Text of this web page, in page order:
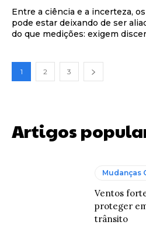
Entre a ciência e a incerteza,
pode estar deixando de ser
do que medições: exigem
1 2 3
Artigos
Mudanças
Ventos
proteger
trânsito